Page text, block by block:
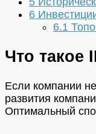
6
6.1
Что такое
Если компании
развития
Оптимальный